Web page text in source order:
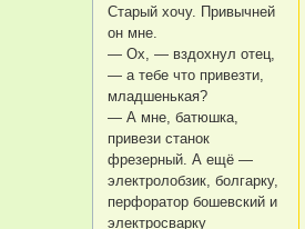
Старый хочу. Привычней
он мне.
— Ох, — вздохнул отец,
— а тебе что привезти,
младшенькая?
— А мне, батюшка,
привези станок
фрезерный. А ещё —
электролобзик, болгарку,
перфоратор бошевский и
электросварку